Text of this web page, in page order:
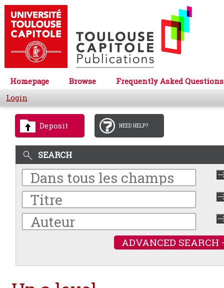
Homepage Browse
Frequently Asked Questions
Login
Deposit NEED HELP?
SEARCH
ADVANCED SEARCH